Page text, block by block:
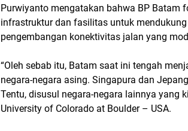
Purwiyanto mengatakan bahwa BP Batam
infrastruktur dan fasilitas untuk
pengembangan konektivitas jalan yang
“Oleh sebab itu, Batam saat ini tengah
negara-negara asing. Singapura dan
Tentu, disusul negara-negara lainnya yang
University of Colorado at Boulder – USA.